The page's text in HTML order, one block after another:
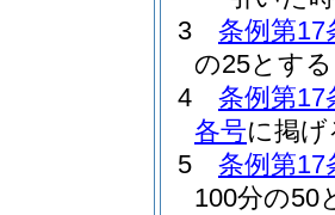
3
条例第17
の25とす
4
条例第17
各号に掲
5
条例第17
100分の50